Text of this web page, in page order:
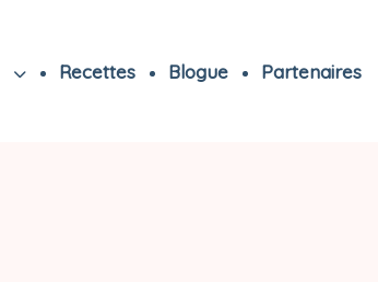
Recettes Blogue Partenaires